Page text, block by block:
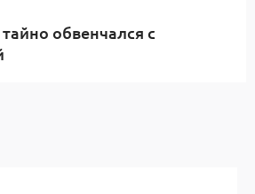
обвенчался с